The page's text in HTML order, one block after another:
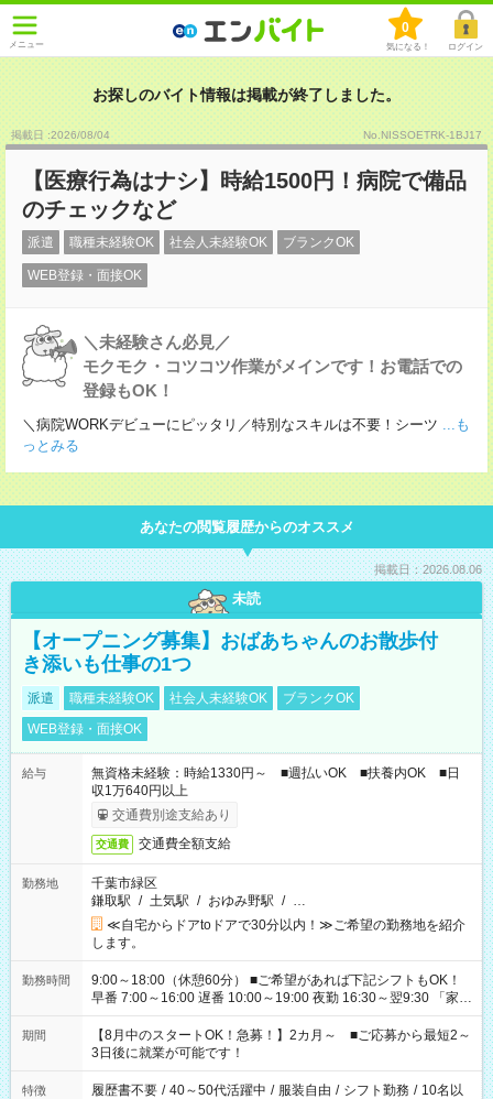
メニュー
0
気になる！ ログイン
お探しのバイト情報は掲載が終了しました。
掲載日 :2026/08/04 No.NISSOETRK-1BJ17
【医療行為はナシ】時給1500円！病院で備品
のチェックなど
派遣 職種未経験OK 社会人未経験OK ブランクOK
WEB登録・面接OK
＼未経験さん必見／
モクモク・コツコツ作業がメインです！お電話での
登録もOK！
＼病院WORKデビューにピッタリ／特別なスキルは不要！シーツ ...も
っとみる
あなたの閲覧履歴からのオススメ
掲載日：2026.08.06
未読
【オープニング募集】おばあちゃんのお散歩付
き添いも仕事の1つ
派遣 職種未経験OK 社会人未経験OK
ブランクOK
WEB登録・面接OK
給与
無資格未経験：時給1330円～ ■週払いOK ■扶養内OK ■日
収1万640円以上
交通費別途支給あり
交通費 交通費全額支給
勤務地
千葉市緑区
鎌取駅 / 土気駅 / おゆみ野駅 / …
≪自宅からドアtoドアで30分以内！≫ご希望の勤務地を紹介
します。
勤務時間
9:00～18:00（休憩60分） ■ご希望があれば下記シフトもOK！
早番 7:00～16:00 遅番 10:00～19:00 夜勤 16:30～翌9:30 「家族
と休みを合わせたい」 「余裕を持って夕飯の準備がしたい」
「できれば残業はしたくない」 など、ご希望を教えてください
ね。 ※Wワーク希望の方へ 今ご覧のお仕事で希望する勤務時間
と、もう1つのお仕事の勤務時間。 合計で週40時間を超える場
合は応募できません。
期間
【8月中のスタートOK！急募！】2カ月～ ■ご応募から最短2～
3日後に就業が可能です！
特徴 履歴書不要 / 40～50代活躍中 / 服装自由 / シフト勤務 / 10名以